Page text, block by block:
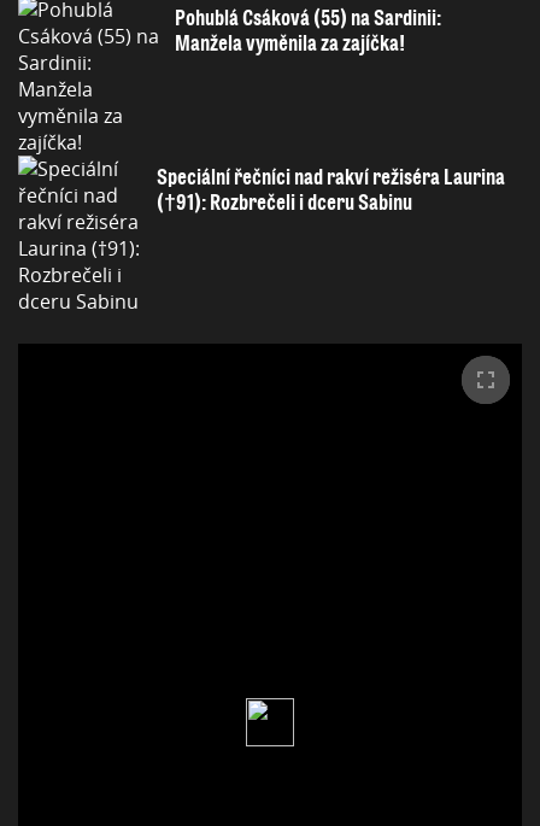
Pohublá Csáková (55) na Sardinii:
Manžela vyměnila za zajíčka!
Speciální řečníci nad rakví režiséra Laurina
(†91): Rozbrečeli i dceru Sabinu